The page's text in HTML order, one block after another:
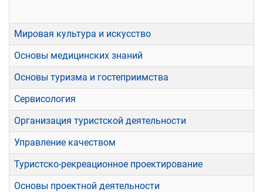
Мировая культура и искусство
Основы медицинских знаний
Основы туризма и гостеприимства
Сервисология
Организация туристской деятельности
Управление качеством
Туристско-рекреационное проектирование
Основы проектной деятельности